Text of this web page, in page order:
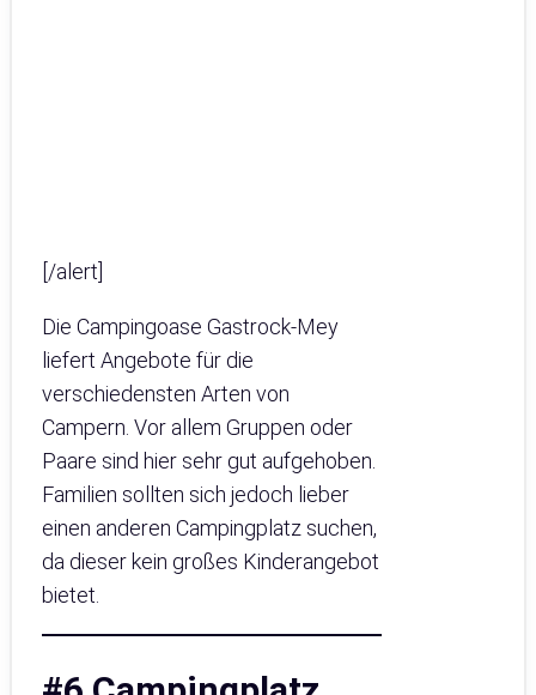
[/alert]
Die Campingoase Gastrock-Mey
liefert Angebote für die
verschiedensten Arten von
Campern. Vor allem Gruppen oder
Paare sind hier sehr gut aufgehoben.
Familien sollten sich jedoch lieber
einen anderen Campingplatz suchen,
da dieser kein großes Kinderangebot
bietet.